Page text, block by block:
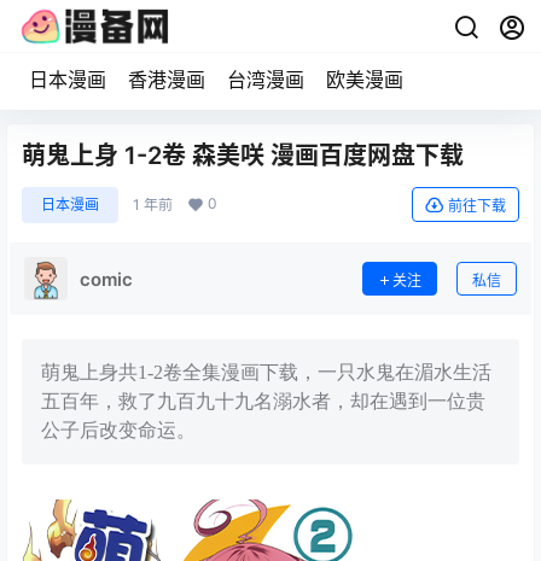
日本漫画 香港漫画 台湾漫画 欧美漫画
萌鬼上身 1-2卷 森美咲 漫画百度网盘下载
日本漫画 1 年前 0 前往下载
comic 关注 私信
萌鬼上身共1-2卷全集漫画下载，一只水鬼在湄水生活
五百年，救了九百九十九名溺水者，却在遇到一位贵
公子后改变命运。